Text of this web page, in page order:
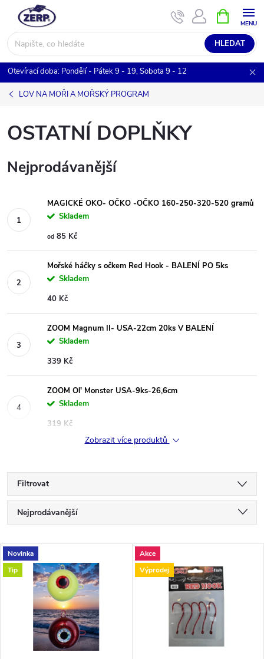
obsah
HLEDAT
NÁKUPNÍ
KOŠÍK
Otevírací doba: Pondělí - Pátek 9 - 19, Sobota 9 - 12
LOV NA MOŘI A MOŘSKÝ PROGRAM
OSTATNÍ DOPLŇKY
Nejprodávanější
MAGICKÉ OKO- OČKO -OČKO 160-250-320-520 gramů
Skladem
od 85 Kč
Mořské háčky s očkem Red Hook - BALENÍ PO 5ks
Skladem
40 Kč
ZOOM Magnum II- USA-22cm 20ks V BALENÍ
Skladem
339 Kč
ZOOM Ol' Monster USA-9ks-26,6cm
Skladem
319 Kč
Zobrazit více produktů
Filtrovat
Ř
a
z
Nejprodávanější
Nejdražší
Abecedně
V
ý
Novinka
Tip
Akce
Výprodej